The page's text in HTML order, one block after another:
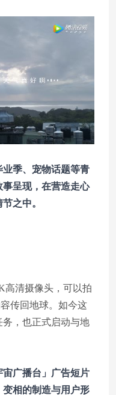
季、宠物话题等青
呈现，在营造走心
之中。
高清摄像头，可以拍
传回地球。如今这
，也正式启动与地
广播台」广告短片
相的制造与用户形